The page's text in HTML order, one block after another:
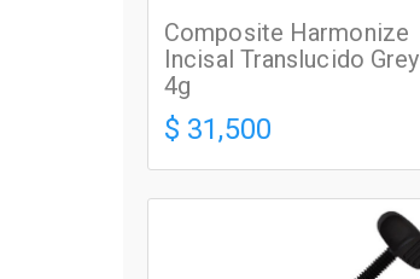
Composite Harmonize
Incisal Translucido Grey
4g
$ 31,500
RESINAS PREMIUM